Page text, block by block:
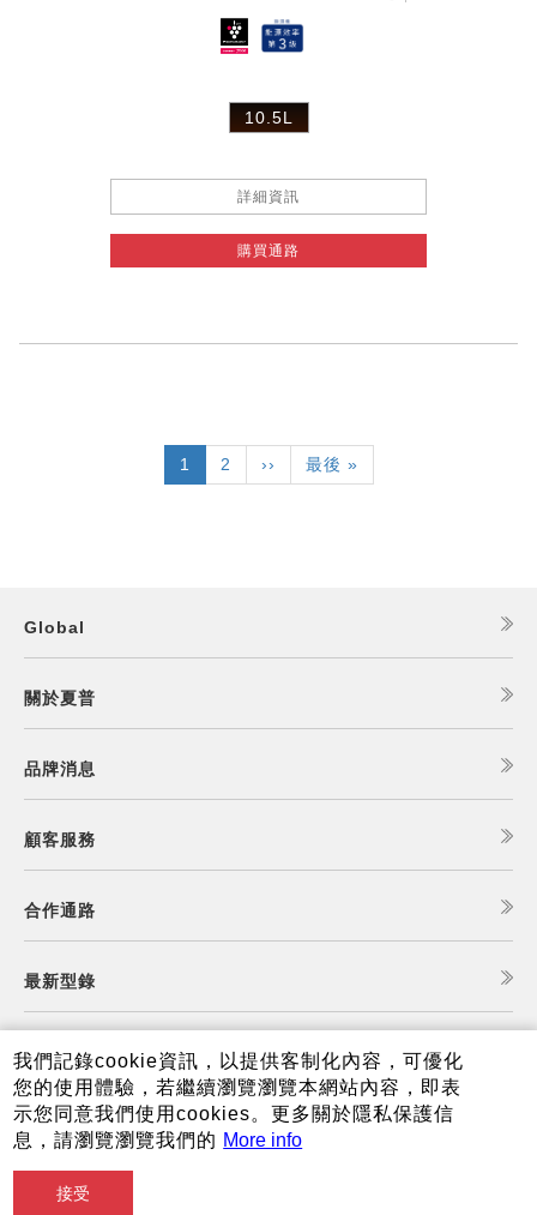
10.5L
詳細資訊
購買通路
目
前
1
頁
面
2
下
一
››
Last
page
最後 »
Global
關於夏普
品牌消息
顧客服務
合作通路
最新型錄
食譜查詢
夏普可購樂線上商城
我們記錄cookie資訊，以提供客制化內容，可優化
您的使用體驗，若繼續瀏覽瀏覽本網站內容，即表
示您同意我們使用cookies。更多關於隱私保護信
息，請瀏覽瀏覽我們的 More info
接受